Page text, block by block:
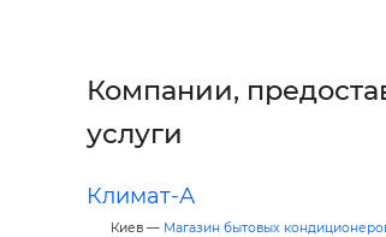
Компании,
услуги
Климат-А
Киев — Магазин бытовых